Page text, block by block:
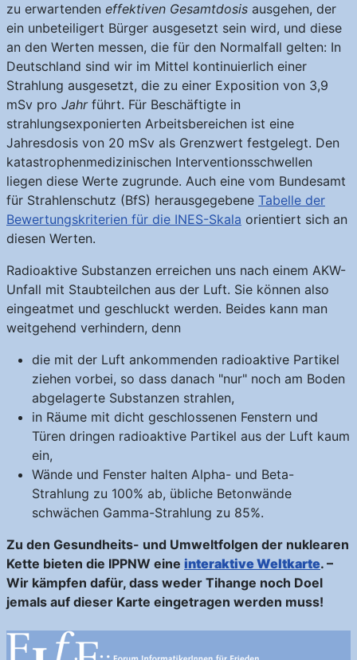
zu erwartenden effektiven Gesamtdosis ausgehen, der
ein unbeteiligert Bürger ausgesetzt sein wird, und diese
an den Werten messen, die für den Normalfall gelten: In
Deutschland sind wir im Mittel kontinuierlich einer
Strahlung ausgesetzt, die zu einer Exposition von 3,9
mSv pro Jahrführt. Für Beschäftigte in
strahlungsexponierten Arbeitsbereichen ist eine
Jahresdosis von 20 mSv als Grenzwert festgelegt. Den
katastrophenmedizinischen Interventionsschwellen
liegen diese Werte zugrunde. Auch eine vom Bundesamt
für Strahlenschutz (BfS) herausgegebene Tabelle der
Bewertungskriterien für die INES-Skala orientiert sich an
diesen Werten.
Radioaktive Substanzen erreichen uns nach einem AKW-
Unfall mit Staubteilchen aus der Luft. Sie können also
eingeatmet und geschluckt werden. Beides kann man
weitgehend verhindern, denn
die mit der Luft ankommenden radioaktive Partikel
ziehen vorbei, so dass danach "nur" noch am Boden
abgelagerte Substanzen strahlen,
in Räume mit dicht geschlossenen Fenstern und
Türen dringen radioaktive Partikel aus der Luft kaum
ein,
Wände und Fenster halten Alpha- und Beta-
Strahlung zu 100% ab, übliche Betonwände
schwächen Gamma-Strahlung zu 85%.
Zu den Gesundheits- und Umweltfolgen der nuklearen
Kette bieten die IPPNW eine interaktive Weltkarte. –
Wir kämpfen dafür, dass weder Tihange noch Doel
jemals auf dieser Karte eingetragen werden muss!